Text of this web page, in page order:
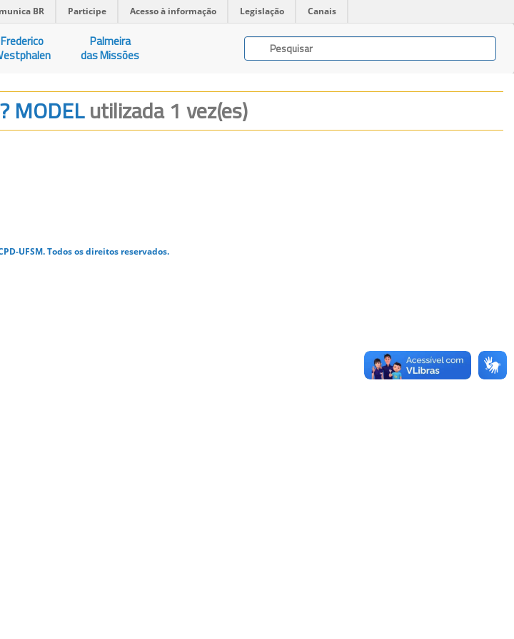
BR Participe Acesso à informação Legislação Canais
Frederico
Palmeira
das Missões
MODELutilizada 1 vez(es)
UFSM. Todos os direitos reservados.